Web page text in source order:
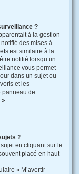
?
à la gestion
des mises à
est similaire à la
notifié lorsqu’un
vous permet
dans un sujet ou
et les
panneau de
».
?
en cliquant sur le
placé en haut
« M’avertir